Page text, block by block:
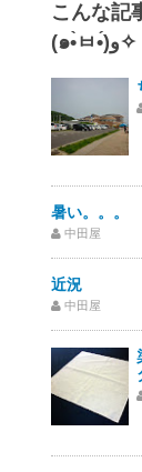
こんな記
(๑•̀ㅂ•́)و✧
暑い。。。
中田屋
近況
中田屋